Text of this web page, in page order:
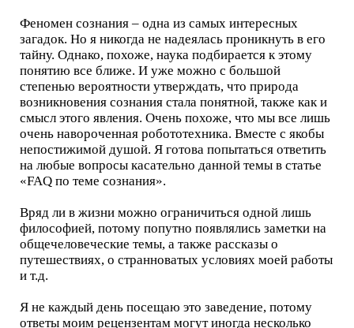
Феномен сознания – одна из самых интересных
загадок. Но я никогда не надеялась проникнуть в его
тайну. Однако, похоже, наука подбирается к этому
понятию все ближе. И уже можно с большой
степенью вероятности утверждать, что природа
возникновения сознания стала понятной, также как и
смысл этого явления. Очень похоже, что мы все лишь
очень навороченная робототехника. Вместе с якобы
непостижимой душой. Я готова попытаться ответить
на любые вопросы касательно данной темы в статье
«FAQ по теме сознания».
Вряд ли в жизни можно ограничиться одной лишь
философией, потому попутно появлялись заметки на
общечеловеческие темы, а также рассказы о
путешествиях, о странноватых условиях моей работы
и т.д.
Я не каждый день посещаю это заведение, потому
ответы моим рецензентам могут иногда несколько